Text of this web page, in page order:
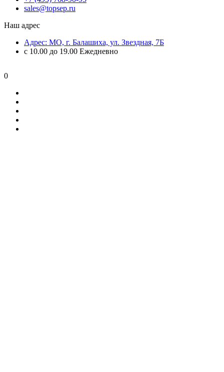
sales@topsep.ru
Наш адрес
Адрес: МО, г. Балашиха, ул. Звездная, 7Б
с 10.00 до 19.00 Ежедневно
0